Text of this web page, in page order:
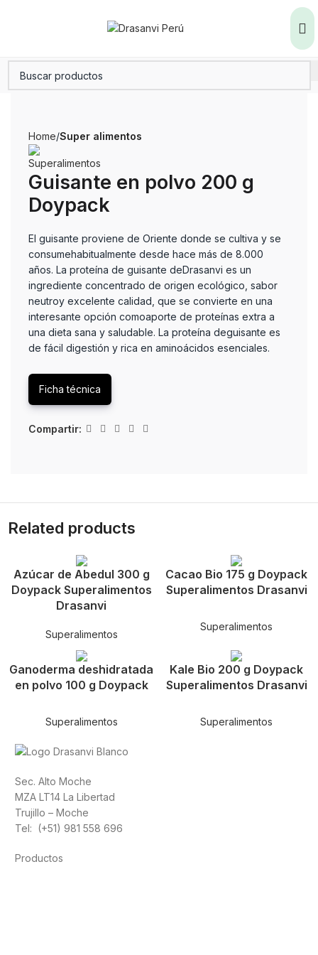
Home Super alimentos
Guisante en polvo 200 g
Doypack
El guisante proviene de Oriente donde se cultiva y se
consumehabitualmente desde hace más de 8.000
años. La proteína de guisante deDrasanvi es un
ingrediente concentrado de origen ecológico, sabor
neutroy excelente calidad, que se convierte en una
interesante opción comoaporte de proteínas extra a
una dieta sana y saludable. La proteína deguisante es
de fácil digestión y rica en aminoácidos esenciales.
Ficha técnica
Compartir:
Related products
Azúcar de Abedul 300 g
Doypack Superalimentos
Drasanvi
Superalimentos
Cacao Bio 175 g Doypack
Superalimentos Drasanvi
Superalimentos
Ganoderma deshidratada
en polvo 100 g Doypack
Superalimentos
Kale Bio 200 g Doypack
Superalimentos Drasanvi
Superalimentos
Sec. Alto Moche
MZA LT14 La Libertad
Trujillo – Moche
Tel: (+51) 981 558 696
Productos